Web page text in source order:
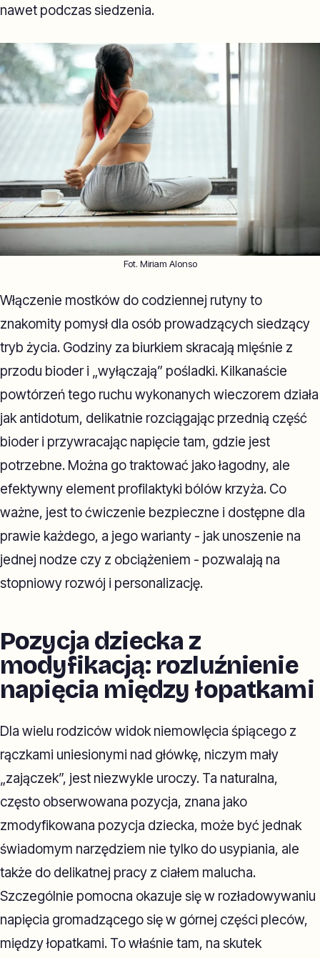
nawet podczas siedzenia.
Fot. Miriam Alonso
Włączenie mostków do codziennej rutyny to
znakomity pomysł dla osób prowadzących siedzący
tryb życia. Godziny za biurkiem skracają mięśnie z
przodu bioder i „wyłączają” pośladki. Kilkanaście
powtórzeń tego ruchu wykonanych wieczorem działa
jak antidotum, delikatnie rozciągając przednią część
bioder i przywracając napięcie tam, gdzie jest
potrzebne. Można go traktować jako łagodny, ale
efektywny element profilaktyki bólów krzyża. Co
ważne, jest to ćwiczenie bezpieczne i dostępne dla
prawie każdego, a jego warianty - jak unoszenie na
jednej nodze czy z obciążeniem - pozwalają na
stopniowy rozwój i personalizację.
Pozycja dziecka z
modyfikacją: rozluźnienie
napięcia między łopatkami
Dla wielu rodziców widok niemowlęcia śpiącego z
rączkami uniesionymi nad główkę, niczym mały
„zajączek”, jest niezwykle uroczy. Ta naturalna,
często obserwowana pozycja, znana jako
zmodyfikowana pozycja dziecka, może być jednak
świadomym narzędziem nie tylko do usypiania, ale
także do delikatnej pracy z ciałem malucha.
Szczególnie pomocna okazuje się w rozładowywaniu
napięcia gromadzącego się w górnej części pleców,
między łopatkami. To właśnie tam, na skutek